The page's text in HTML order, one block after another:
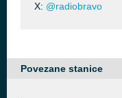
X: @radiobravo
Povezane stanice